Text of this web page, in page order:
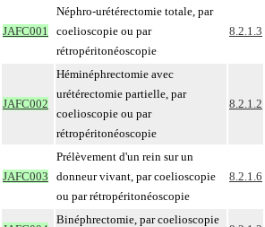
JAFC001
Néphro-urétérectomie totale, par
coelioscopie ou par
rétropéritonéoscopie
8.2.1.3
JAFC002
Héminéphrectomie avec
urétérectomie partielle, par
coelioscopie ou par
rétropéritonéoscopie
8.2.1.2
JAFC003
Prélèvement d'un rein sur un
donneur vivant, par coelioscopie
ou par rétropéritonéoscopie
8.2.1.6
Binéphrectomie, par coelioscopie